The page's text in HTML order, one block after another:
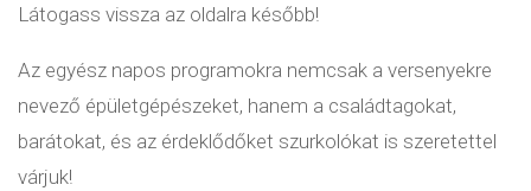
Látogass vissza az oldalra később!
Az egyész napos programokra nemcsak a versenyekre
nevező épületgépészeket, hanem a családtagokat,
barátokat, és az érdeklődőket szurkolókat is szeretettel
várjuk!